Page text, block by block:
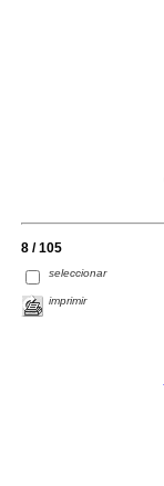
8 / 105
seleccionar
imprimir